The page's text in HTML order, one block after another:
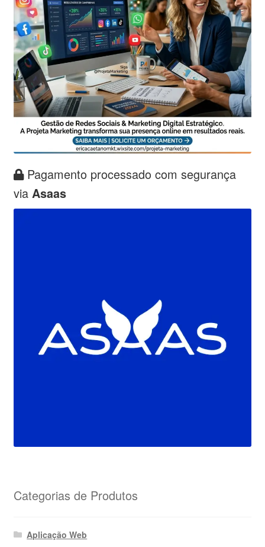
Pagamento processado com segurança
via Asaas
Categorias de Produtos
Aplicação Web